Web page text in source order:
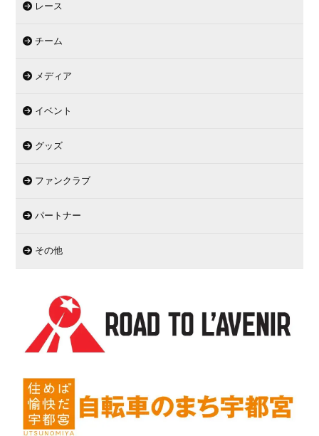
レース
チーム
メディア
イベント
グッズ
ファンクラブ
パートナー
その他